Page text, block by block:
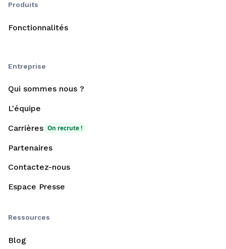
Produits
Fonctionnalités
Entreprise
Qui sommes nous ?
L'équipe
Carrières On recrute !
Partenaires
Contactez-nous
Espace Presse
Ressources
Blog